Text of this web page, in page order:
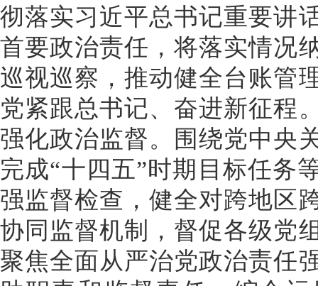
彻落实习近平总书记重要讲
首要政治责任，将落实情况
巡视巡察，推动健全台账管
党紧跟总书记、奋进新征程
强化政治监督。围绕党中央
完成“十四五”时期目标任务
强监督检查，健全对跨地区
协同监督机制，督促各级党
聚焦全面从严治党政治责任